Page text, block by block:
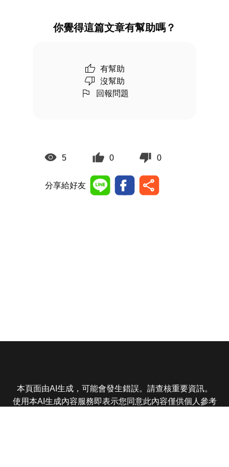
你覺得這篇文章有幫助嗎？
有幫助
沒幫助
回報問題
5 0 0
分享給好友
本頁面由AI生成，可能會發生錯誤。請查核重要資訊。
使用本AI生成內容服務即表示您同意此內容僅供個人參考